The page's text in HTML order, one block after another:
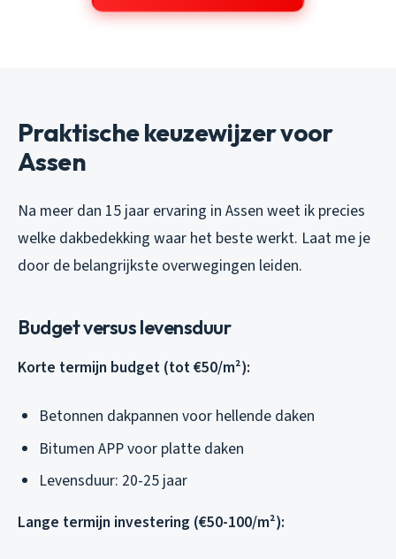
Praktische keuzewijzer voor
Assen
Na meer dan 15 jaar ervaring in Assen weet ik precies
welke dakbedekking waar het beste werkt. Laat me je
door de belangrijkste overwegingen leiden.
Budget versus levensduur
Korte termijn budget (tot €50/m²):
Betonnen dakpannen voor hellende daken
Bitumen APP voor platte daken
Levensduur: 20-25 jaar
Lange termijn investering (€50-100/m²):